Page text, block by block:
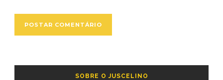
SOBRE O JUSCELINO